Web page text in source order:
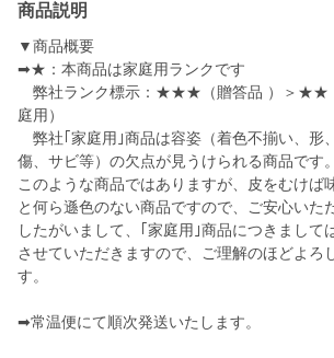
商品説明
▼商品概要
➡★：本商品は家庭用ランクです
弊社ランク標示：★★★（贈答品 ）＞★★
庭用）
弊社｢家庭用｣商品は容姿（着色不揃い、形
傷、サビ等）の欠点が見うけられる商品です。
このような商品ではありますが、皮をむけば
と何ら遜色のない商品ですので、ご安心いた
したがいまして、｢家庭用｣商品につきまして
させていただきますので、ご理解のほどよろ
す。
➡常温便にて順次発送いたします。